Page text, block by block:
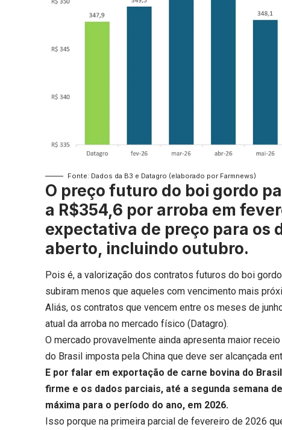
Fonte: Dados da B3 e Datagro (elaborado por Farmnews)
O preço futuro do boi gordo
a R$354,6 por arroba em
expectativa de preço para os
aberto, incluindo outubro.
Pois é, a valorização dos contratos futuros do boi
subiram menos que aqueles com vencimento mais
Aliás, os contratos que vencem entre os meses de
atual da arroba no mercado físico (Datagro).
O mercado provavelmente ainda apresenta maior
do Brasil imposta pela China que deve ser alcançada
E por falar em exportação de carne bovina do
firme e os dados parciais, até a segunda semana
máxima para o período do ano, em 2026.
Isso porque na primeira parcial de fevereiro de 2026